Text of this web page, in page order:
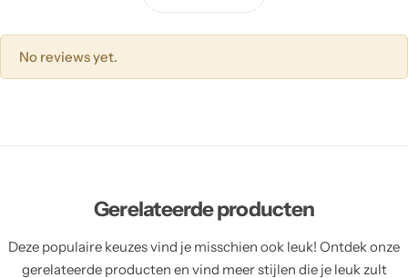
No reviews yet.
Gerelateerde producten
Deze populaire keuzes vind je misschien ook leuk! Ontdek onze
gerelateerde producten en vind meer stijlen die je leuk zult